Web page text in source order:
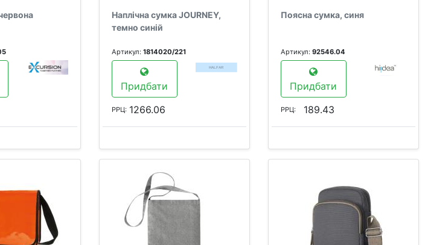
Наплічна сумка JOURNEY,
темно синій
Артикул: 1814020/221
Придбати
РРЦ: 1266.06
Поясна сумка, синя
Артикул: 92546.04
Придбати
РРЦ: 189.43